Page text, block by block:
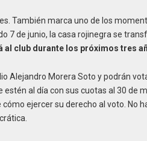
También marca uno de los
7 de junio, la casa rojinegra se
club durante los próximos tres
Alejandro Morera Soto y podrán
estén al día con sus cuotas al 30 de
ejercer su derecho al voto. No